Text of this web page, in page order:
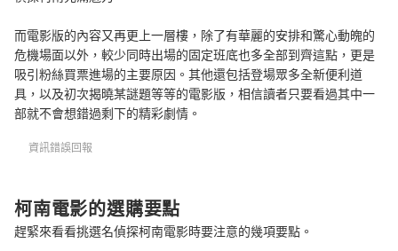
而電影版的內容又再更上一層樓，除了有華麗的安排和驚心動魄的
危機場面以外，較少同時出場的固定班底也多全部到齊這點，更是
吸引粉絲買票進場的主要原因。其他還包括登場眾多全新便利道
具，以及初次揭曉某謎題等等的電影版，相信讀者只要看過其中一
部就不會想錯過剩下的精彩劇情。
資訊錯誤回報
柯南電影的選購要點
趕緊來看看挑選名偵探柯南電影時要注意的幾項要點。